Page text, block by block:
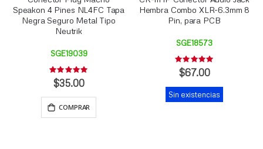
Speakon 4 Pines NL4FC Tapa
Negra Seguro Metal Tipo
Neutrik
SGE19039
Rating:
0%
$35.00
COMPRAR
Hembra Combo XLR-6.3mm 8
Pin, para PCB
SGE18573
Rating:
0%
$67.00
Sin existencias